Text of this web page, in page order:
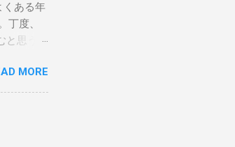
ある年
度、
思う
、紹介
、他の
歳）
ら最
MORE